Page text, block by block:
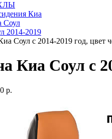
Киа
Соул
2014-2019
Соул с 2014-2019 год, цвет
Киа Соул с
р.